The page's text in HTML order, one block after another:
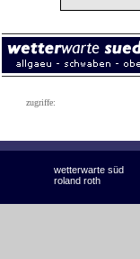
zugriffe:
wetterwarte süd
roland roth